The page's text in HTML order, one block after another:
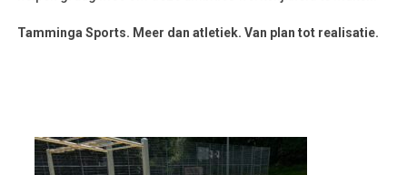
Tamminga Sports. Meer dan atletiek. Van plan tot realisatie.